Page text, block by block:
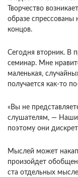
Творчество
образе
концов.
Сегодня вторник. В
семинар. Мне
маленькая,
получается как-то
«Вы не
слушателям, — Наши
поэтому они
Мыслей может
произойдет
ста отдельных